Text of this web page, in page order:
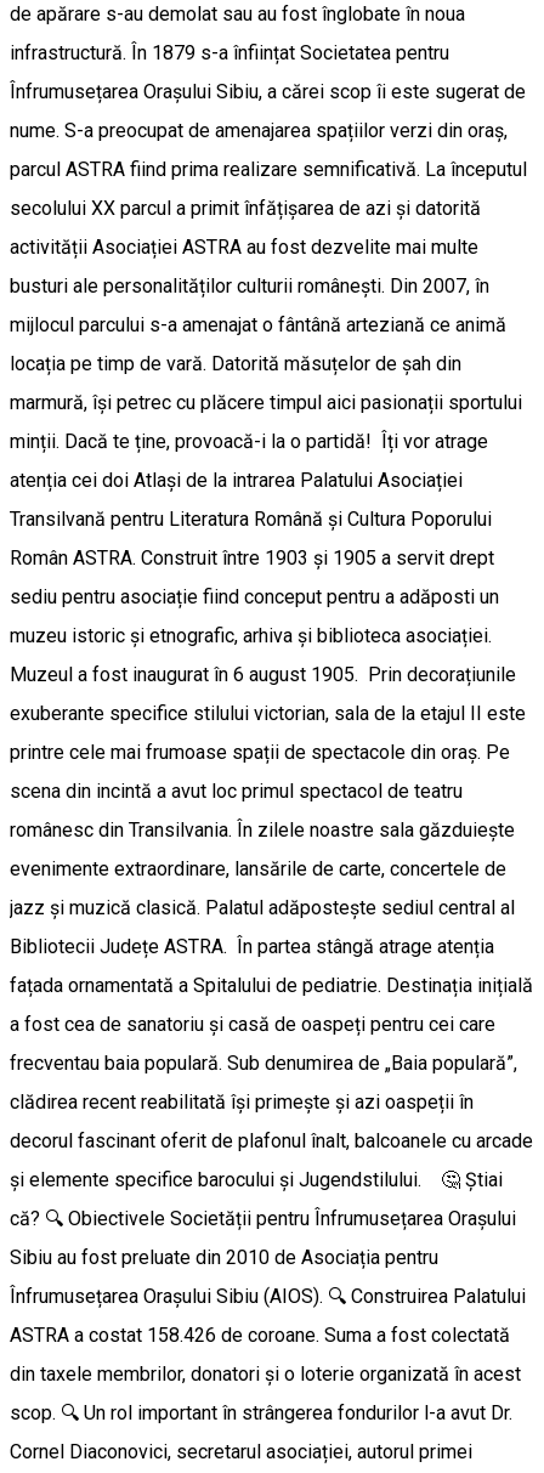
de apărare s-au demolat sau au fost înglobate în noua
infrastructură. În 1879 s-a înființat Societatea pentru
Înfrumusețarea Orașului Sibiu, a cărei scop îi este sugerat de
nume. S-a preocupat de amenajarea spațiilor verzi din oraș,
parcul ASTRA fiind prima realizare semnificativă. La începutul
secolului XX parcul a primit înfățișarea de azi și datorită
activității Asociației ASTRA au fost dezvelite mai multe
busturi ale personalităților culturii românești. Din 2007, în
mijlocul parcului s-a amenajat o fântână arteziană ce animă
locația pe timp de vară. Datorită măsuțelor de șah din
marmură, își petrec cu plăcere timpul aici pasionații sportului
minții. Dacă te ține, provoacă-i la o partidă! Îți vor atrage
atenția cei doi Atlași de la intrarea Palatului Asociației
Transilvană pentru Literatura Română și Cultura Poporului
Român ASTRA. Construit între 1903 și 1905 a servit drept
sediu pentru asociație fiind conceput pentru a adăposti un
muzeu istoric și etnografic, arhiva și biblioteca asociației.
Muzeul a fost inaugurat în 6 august 1905. Prin decorațiunile
exuberante specifice stilului victorian, sala de la etajul II este
printre cele mai frumoase spații de spectacole din oraș. Pe
scena din incintă a avut loc primul spectacol de teatru
românesc din Transilvania. În zilele noastre sala găzduiește
evenimente extraordinare, lansările de carte, concertele de
jazz și muzică clasică. Palatul adăpostește sediul central al
Bibliotecii Județe ASTRA. În partea stângă atrage atenția
fațada ornamentată a Spitalului de pediatrie. Destinația inițială
a fost cea de sanatoriu și casă de oaspeți pentru cei care
frecventau baia populară. Sub denumirea de „Baia populară”,
clădirea recent reabilitată își primește și azi oaspeții în
decorul fascinant oferit de plafonul înalt, balcoanele cu arcade
și elemente specifice barocului și Jugendstilului. 🤔 Știai
că? 🔍 Obiectivele Societății pentru Înfrumusețarea Orașului
Sibiu au fost preluate din 2010 de Asociația pentru
Înfrumusețarea Orașului Sibiu (AIOS). 🔍 Construirea Palatului
ASTRA a costat 158.426 de coroane. Suma a fost colectată
din taxele membrilor, donatori și o loterie organizată în acest
scop. 🔍 Un rol important în strângerea fondurilor l-a avut Dr.
Cornel Diaconovici, secretarul asociației, autorul primei